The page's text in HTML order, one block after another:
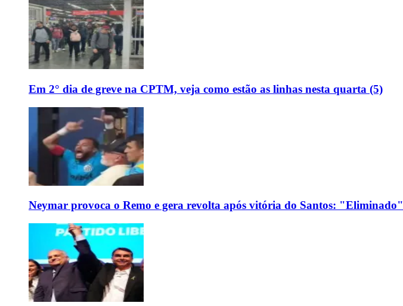
Em 2° dia de greve na CPTM, veja como estão as linhas nesta quarta (5)
Neymar provoca o Remo e gera revolta após vitória do Santos: "Eliminado"